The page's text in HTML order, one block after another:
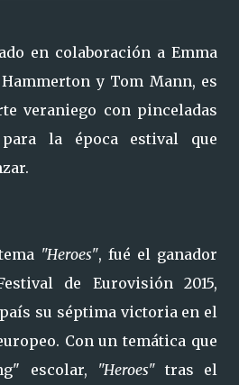
en colaboración a Emma
y Tom Mann, es
veraniego con pinceladas
la época estival que
"Heroes", fué el ganador
de Eurovisión 2015,
su séptima victoria en el
Con un temática que
escolar,
"Heroes"tras el